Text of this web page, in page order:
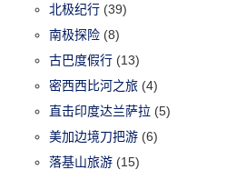
北极纪行 (39)
南极探险 (8)
古巴度假行 (13)
密西西比河之旅 (4)
直击印度达兰萨拉 (5)
美加边境刀把游 (6)
落基山旅游 (15)